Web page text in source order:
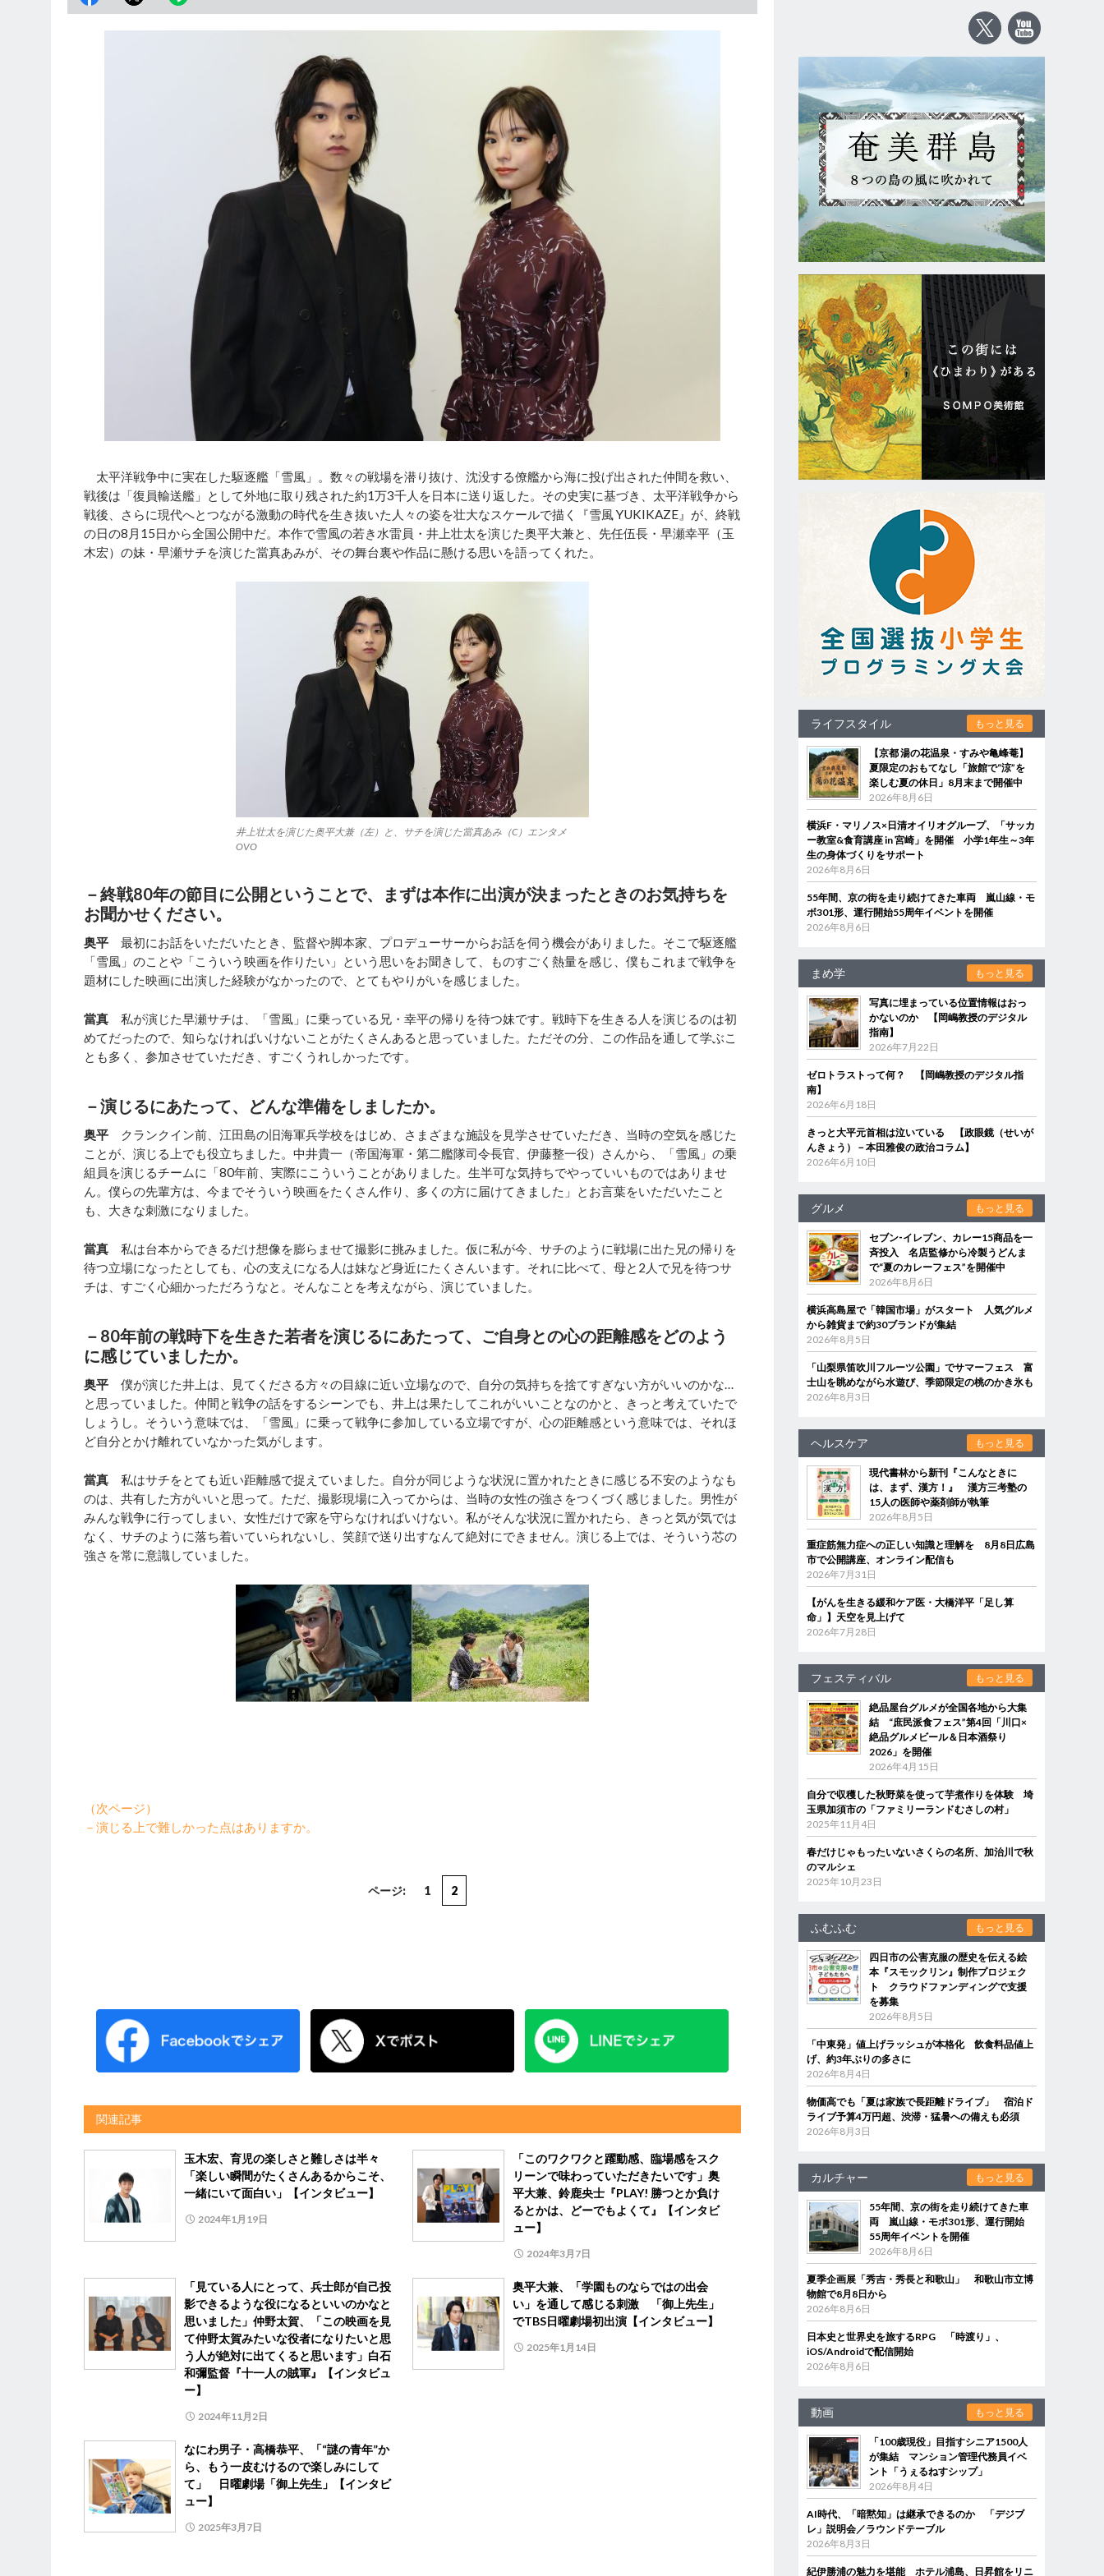
太平洋戦争中に実在した駆逐艦「雪風」。数々の戦場を潜り抜け、沈没する僚艦から海に投げ出された仲間を救い、
戦後は「復員輸送艦」として外地に取り残された約1万3千人を日本に送り返した。その史実に基づき、太平洋戦争から
戦後、さらに現代へとつながる激動の時代を生き抜いた人々の姿を壮大なスケールで描く『雪風 YUKIKAZE』が、終戦
の日の8月15日から全国公開中だ。本作で雪風の若き水雷員・井上壮太を演じた奥平大兼と、先任伍長・早瀬幸平（玉
木宏）の妹・早瀬サチを演じた當真あみが、その舞台裏や作品に懸ける思いを語ってくれた。
井上壮太を演じた奥平大兼（左）と、サチを演じた當真あみ（C）エンタメ
OVO
－終戦80年の節目に公開ということで、まずは本作に出演が決まったときのお気持ちを
お聞かせください。
奥平 最初にお話をいただいたとき、監督や脚本家、プロデューサーからお話を伺う機会がありました。そこで駆逐艦
「雪風」のことや「こういう映画を作りたい」という思いをお聞きして、ものすごく熱量を感じ、僕もこれまで戦争を
題材にした映画に出演した経験がなかったので、とてもやりがいを感じました。
當真 私が演じた早瀬サチは、「雪風」に乗っている兄・幸平の帰りを待つ妹です。戦時下を生きる人を演じるのは初
めてだったので、知らなければいけないことがたくさんあると思っていました。ただその分、この作品を通して学ぶこ
とも多く、参加させていただき、すごくうれしかったです。
－演じるにあたって、どんな準備をしましたか。
奥平 クランクイン前、江田島の旧海軍兵学校をはじめ、さまざまな施設を見学させていただき、当時の空気を感じた
ことが、演じる上でも役立ちました。中井貴一（帝国海軍・第二艦隊司令長官、伊藤整一役）さんから、「雪風」の乗
組員を演じるチームに「80年前、実際にこういうことがありました。生半可な気持ちでやっていいものではありませ
ん。僕らの先輩方は、今までそういう映画をたくさん作り、多くの方に届けてきました」とお言葉をいただいたこと
も、大きな刺激になりました。
當真 私は台本からできるだけ想像を膨らませて撮影に挑みました。仮に私が今、サチのように戦場に出た兄の帰りを
待つ立場になったとしても、心の支えになる人は妹など身近にたくさんいます。それに比べて、母と2人で兄を待つサ
チは、すごく心細かっただろうなと。そんなことを考えながら、演じていました。
－80年前の戦時下を生きた若者を演じるにあたって、ご自身との心の距離感をどのよう
に感じていましたか。
奥平 僕が演じた井上は、見てくださる方々の目線に近い立場なので、自分の気持ちを捨てすぎない方がいいのかな…
と思っていました。仲間と戦争の話をするシーンでも、井上は果たしてこれがいいことなのかと、きっと考えていたで
しょうし。そういう意味では、「雪風」に乗って戦争に参加している立場ですが、心の距離感という意味では、それほ
ど自分とかけ離れていなかった気がします。
當真 私はサチをとても近い距離感で捉えていました。自分が同じような状況に置かれたときに感じる不安のようなも
のは、共有した方がいいと思って。ただ、撮影現場に入ってからは、当時の女性の強さをつくづく感じました。男性が
みんな戦争に行ってしまい、女性だけで家を守らなければいけない。私がそんな状況に置かれたら、きっと気が気では
なく、サチのように落ち着いていられないし、笑顔で送り出すなんて絶対にできません。演じる上では、そういう芯の
強さを常に意識していました。
（次ページ）
－演じる上で難しかった点はありますか。
ページ: 1 2
関連記事
玉木宏、育児の楽しさと難しさは半々
「楽しい瞬間がたくさんあるからこそ、
一緒にいて面白い」【インタビュー】
2024年1月19日
「このワクワクと躍動感、臨場感をスク
リーンで味わっていただきたいです」奥
平大兼、鈴鹿央士『PLAY! 勝つとか負け
るとかは、どーでもよくて』【インタビ
ュー】
2024年3月7日
「見ている人にとって、兵士郎が自己投
影できるような役になるといいのかなと
思いました」仲野太賀、「この映画を見
て仲野太賀みたいな役者になりたいと思
う人が絶対に出てくると思います」白石
和彌監督『十一人の賊軍』【インタビュ
ー】
2024年11月2日
奥平大兼、「学園ものならではの出会
い」を通して感じる刺激 「御上先生」
でTBS日曜劇場初出演【インタビュー】
2025年1月14日
なにわ男子・高橋恭平、「“謎の青年”か
ら、もう一皮むけるので楽しみにして
て」 日曜劇場「御上先生」【インタビ
ュー】
2025年3月7日
ライフスタイル もっと見る
【京都 湯の花温泉・すみや亀峰菴】
夏限定のおもてなし「旅館で“涼”を
楽しむ夏の休日」8月末まで開催中
2026年8月6日
横浜F・マリノス×日清オイリオグループ、「サッカ
ー教室&食育講座 in 宮崎」を開催 小学1年生～3年
生の身体づくりをサポート
2026年8月6日
55年間、京の街を走り続けてきた車両 嵐山線・モ
ボ301形、運行開始55周年イベントを開催
2026年8月6日
まめ学 もっと見る
写真に埋まっている位置情報はおっ
かないのか 【岡嶋教授のデジタル
指南】
2026年7月22日
ゼロトラストって何？ 【岡嶋教授のデジタル指
南】
2026年6月18日
きっと大平元首相は泣いている 【政眼鏡（せいが
んきょう）－本田雅俊の政治コラム】
2026年6月10日
グルメ もっと見る
セブン‐イレブン、カレー15商品を一
斉投入 名店監修から冷製うどんま
で“夏のカレーフェス”を開催中
2026年8月6日
横浜高島屋で「韓国市場」がスタート 人気グルメ
から雑貨まで約30ブランドが集結
2026年8月5日
「山梨県笛吹川フルーツ公園」でサマーフェス 富
士山を眺めながら水遊び、季節限定の桃のかき氷も
2026年8月3日
ヘルスケア もっと見る
現代書林から新刊『こんなときに
は、まず、漢方！』 漢方三考塾の
15人の医師や薬剤師が執筆
2026年8月5日
重症筋無力症への正しい知識と理解を 8月8日広島
市で公開講座、オンライン配信も
2026年7月31日
【がんを生きる緩和ケア医・大橋洋平「足し算
命」】天空を見上げて
2026年7月28日
フェスティバル もっと見る
絶品屋台グルメが全国各地から大集
結 “庶民派食フェス”第4回「川口×
絶品グルメビール＆日本酒祭り
2026」を開催
2026年4月15日
自分で収穫した秋野菜を使って芋煮作りを体験 埼
玉県加須市の「ファミリーランドむさしの村」
2025年11月4日
春だけじゃもったいないさくらの名所、加治川で秋
のマルシェ
2025年10月23日
ふむふむ もっと見る
四日市の公害克服の歴史を伝える絵
本『スモックリン』制作プロジェク
ト クラウドファンディングで支援
を募集
2026年8月5日
「中東発」値上げラッシュが本格化 飲食料品値上
げ、約3年ぶりの多さに
2026年8月4日
物価高でも「夏は家族で長距離ドライブ」 宿泊ド
ライブ予算4万円超、渋滞・猛暑への備えも必須
2026年8月3日
カルチャー もっと見る
55年間、京の街を走り続けてきた車
両 嵐山線・モボ301形、運行開始
55周年イベントを開催
2026年8月6日
夏季企画展「秀吉・秀長と和歌山」 和歌山市立博
物館で8月8日から
2026年8月6日
日本史と世界史を旅するRPG 「時渡り」、
iOS/Androidで配信開始
2026年8月6日
動画 もっと見る
「100歳現役」目指すシニア1500人
が集結 マンション管理代務員イベ
ント「うぇるねすシップ」
2026年8月4日
AI時代、「暗黙知」は継承できるのか 「デジブ
レ」説明会／ラウンドテーブル
2026年8月3日
紀伊勝浦の魅力を堪能 ホテル浦島、日昇館をリニ